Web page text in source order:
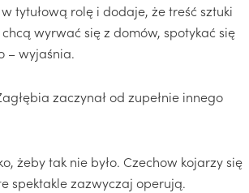
tytułową rolę i dodaje, że treść sztuki
wyrwać się z domów, spotykać się
– wyjaśnia.
zaczynał od zupełnie innego
żeby tak nie było. Czechow kojarzy się
spektakle zazwyczaj operują.